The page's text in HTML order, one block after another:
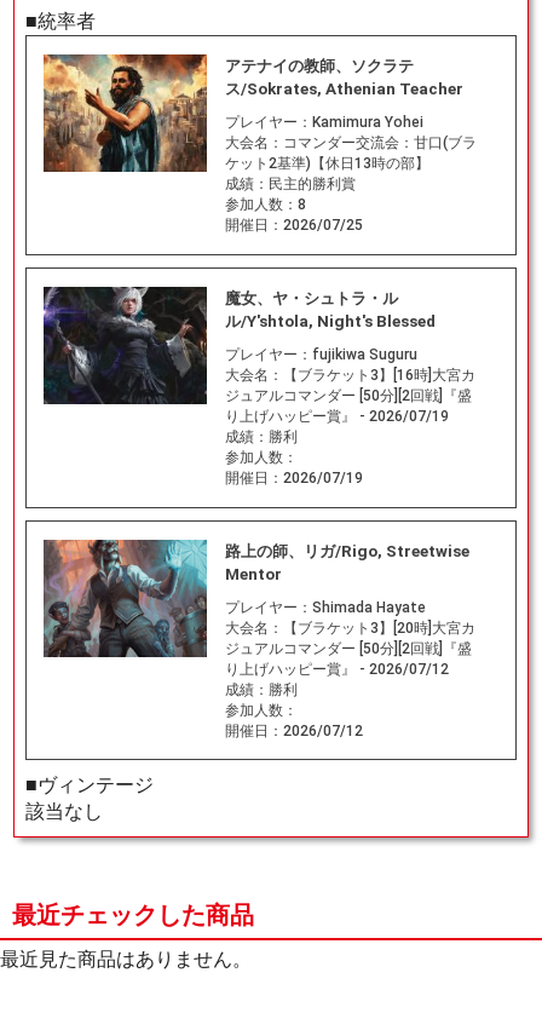
■統率者
アテナイの教師、ソクラテ
ス/Sokrates, Athenian Teacher
プレイヤー： Kamimura Yohei
大会名： コマンダー交流会：甘口(ブラ
ケット2基準)【休日13時の部】
成績： 民主的勝利賞
参加人数： 8
開催日： 2026/07/25
魔女、ヤ・シュトラ・ル
ル/Y'shtola, Night's Blessed
プレイヤー： fujikiwa Suguru
大会名：
【ブラケット3】[16時]大宮カ
ジュアルコマンダー [50分][2回戦]『盛
り上げハッピー賞』 - 2026/07/19
成績： 勝利
参加人数：
開催日： 2026/07/19
路上の師、リガ/Rigo, Streetwise
Mentor
プレイヤー： Shimada Hayate
大会名：
【ブラケット3】[20時]大宮カ
ジュアルコマンダー [50分][2回戦]『盛
り上げハッピー賞』 - 2026/07/12
成績： 勝利
参加人数：
開催日： 2026/07/12
■ヴィンテージ
該当なし
最近チェックした商品
最近見た商品はありません。